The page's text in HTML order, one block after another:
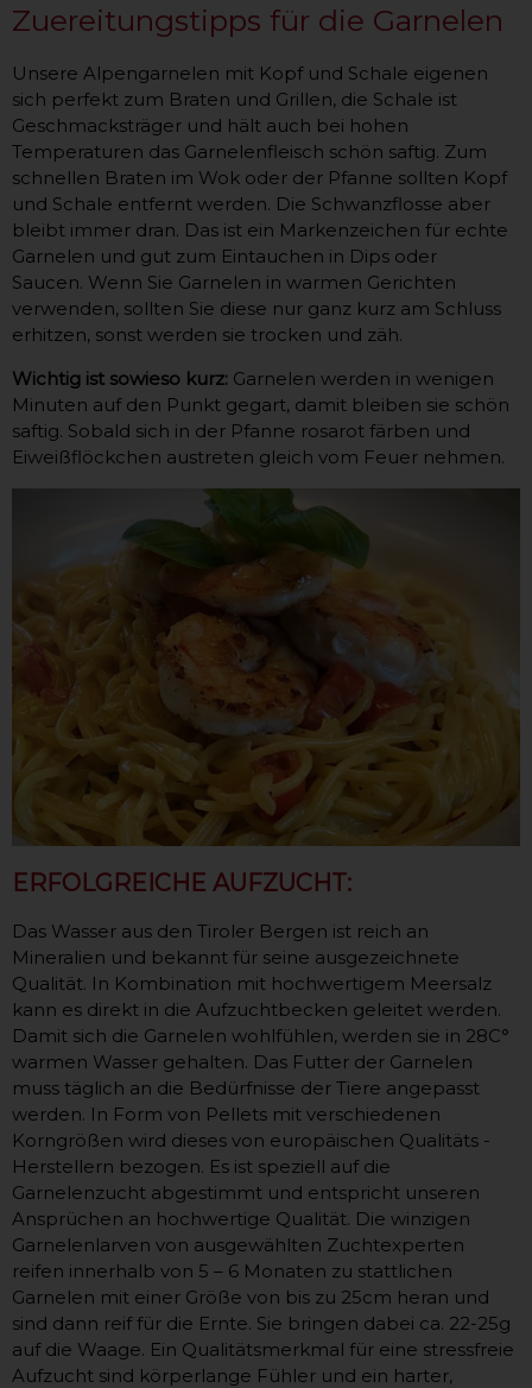
Zuereitungstipps für die Garnelen
Unsere Alpengarnelen mit Kopf und Schale eigenen
sich perfekt zum Braten und Grillen, die Schale ist
Geschmacksträger und hält auch bei hohen
Temperaturen das Garnelenfleisch schön saftig. Zum
schnellen Braten im Wok oder der Pfanne sollten Kopf
und Schale entfernt werden. Die Schwanzflosse aber
bleibt immer dran. Das ist ein Markenzeichen für echte
Garnelen und gut zum Eintauchen in Dips oder
Saucen. Wenn Sie Garnelen in warmen Gerichten
verwenden, sollten Sie diese nur ganz kurz am Schluss
erhitzen, sonst werden sie trocken und zäh.
Wichtig ist sowieso kurz: Garnelen werden in wenigen
Minuten auf den Punkt gegart, damit bleiben sie schön
saftig. Sobald sich in der Pfanne rosarot färben und
Eiweißflöckchen austreten gleich vom Feuer nehmen.
ERFOLGREICHE AUFZUCHT:
Das Wasser aus den Tiroler Bergen ist reich an
Mineralien und bekannt für seine ausgezeichnete
Qualität. In Kombination mit hochwertigem Meersalz
kann es direkt in die Aufzuchtbecken geleitet werden.
Damit sich die Garnelen wohlfühlen, werden sie in 28C°
warmen Wasser gehalten. Das Futter der Garnelen
muss täglich an die Bedürfnisse der Tiere angepasst
werden. In Form von Pellets mit verschiedenen
Korngrößen wird dieses von europäischen Qualitäts -
Herstellern bezogen. Es ist speziell auf die
Garnelenzucht abgestimmt und entspricht unseren
Ansprüchen an hochwertige Qualität. Die winzigen
Garnelenlarven von ausgewählten Zuchtexperten
reifen innerhalb von 5 – 6 Monaten zu stattlichen
Garnelen mit einer Größe von bis zu 25cm heran und
sind dann reif für die Ernte. Sie bringen dabei ca. 22-25g
auf die Waage. Ein Qualitätsmerkmal für eine stressfreie
Aufzucht sind körperlange Fühler und ein harter,